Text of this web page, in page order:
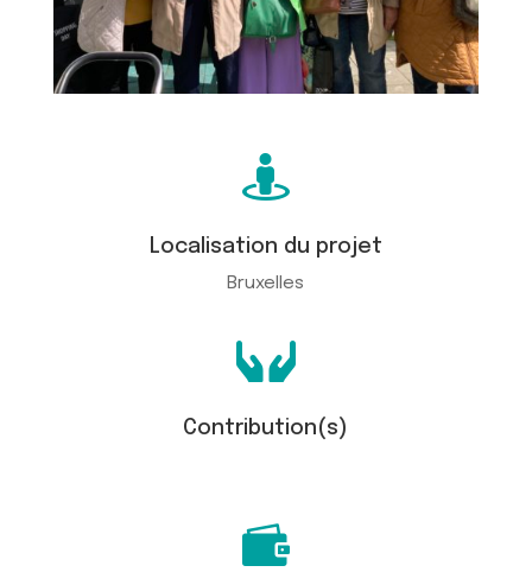

Localisation du projet
Bruxelles

Contribution(s)
